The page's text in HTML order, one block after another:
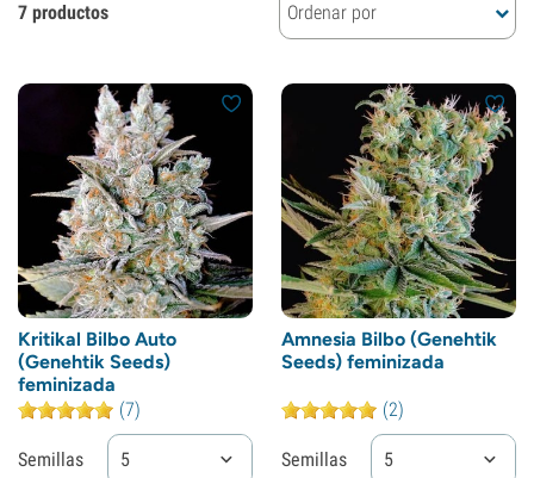
7 productos Ordenar por
Kritikal Bilbo Auto
(Genehtik Seeds)
feminizada
(7)
Semillas 5
Amnesia Bilbo (Genehtik
Seeds) feminizada
(2)
Semillas 5